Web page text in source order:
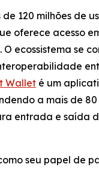
120 milhões de
oferece acesso
ecossistema se
Wallet é um
a mais de
entrada e saída
seu papel de